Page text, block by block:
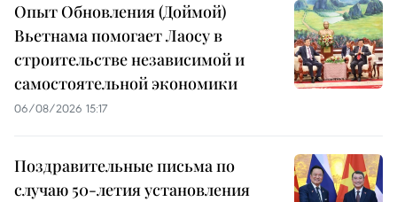
Опыт Обновления (Доймой)
Вьетнама помогает Лаосу в
строительстве независимой и
самостоятельной экономики
06/08/2026 15:17
Поздравительные письма по
случаю 50-летия установления